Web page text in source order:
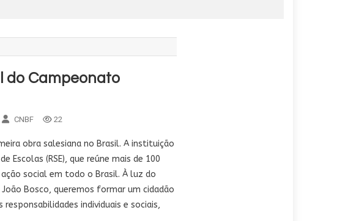
do Campeonato
CNBF 22
obra salesiana no Brasil. A instituição
Escolas (RSE), que reúne mais de 100
social em todo o Brasil. À luz do
Bosco, queremos formar um cidadão
individuais e sociais,